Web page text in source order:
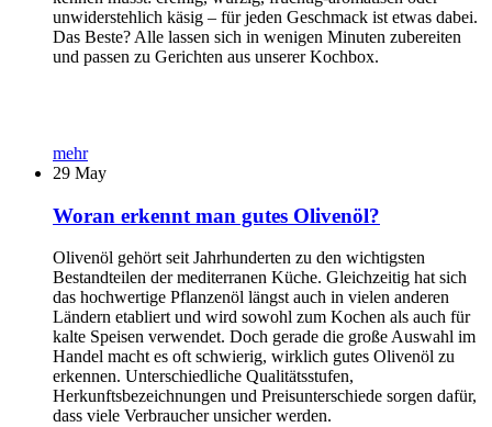
unwiderstehlich käsig – für jeden Geschmack ist etwas dabei.
Das Beste? Alle lassen sich in wenigen Minuten zubereiten
und passen zu Gerichten aus unserer Kochbox.
mehr
29 May
Woran erkennt man gutes Olivenöl?
Olivenöl gehört seit Jahrhunderten zu den wichtigsten
Bestandteilen der mediterranen Küche. Gleichzeitig hat sich
das hochwertige Pflanzenöl längst auch in vielen anderen
Ländern etabliert und wird sowohl zum Kochen als auch für
kalte Speisen verwendet. Doch gerade die große Auswahl im
Handel macht es oft schwierig, wirklich gutes Olivenöl zu
erkennen. Unterschiedliche Qualitätsstufen,
Herkunftsbezeichnungen und Preisunterschiede sorgen dafür,
dass viele Verbraucher unsicher werden.